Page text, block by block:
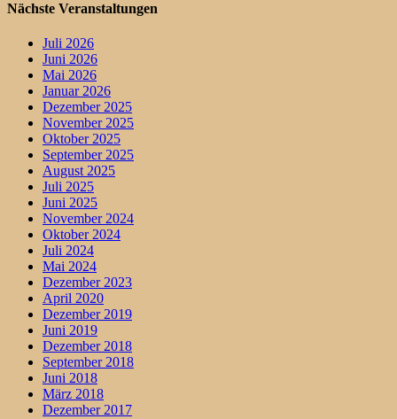
Nächste Veranstaltungen
Juli 2026
Juni 2026
Mai 2026
Januar 2026
Dezember 2025
November 2025
Oktober 2025
September 2025
August 2025
Juli 2025
Juni 2025
November 2024
Oktober 2024
Juli 2024
Mai 2024
Dezember 2023
April 2020
Dezember 2019
Juni 2019
Dezember 2018
September 2018
Juni 2018
März 2018
Dezember 2017